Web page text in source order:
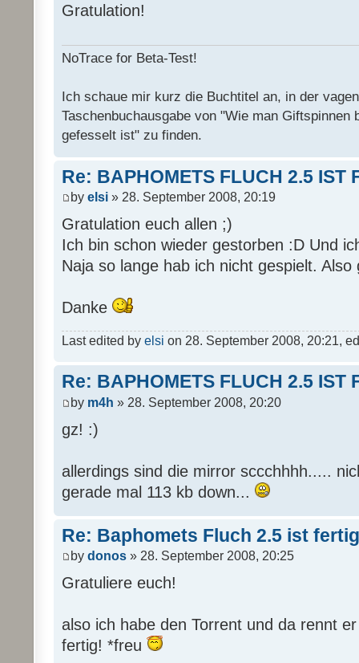
Gratulation!
NoTrace for Beta-Test!
Ich schaue mir kurz die Buchtitel an, in der
Taschenbuchausgabe von "Wie man Giftspinnen
gefesselt ist" zu finden.
Re: BAPHOMETS FLUCH 2.5 IST
by elsi » 28. September 2008, 20:19
Gratulation euch allen ;)
Ich bin schon wieder gestorben :D Und
Naja so lange hab ich nicht gespielt. Also
Danke
Last edited by elsi on 28. September 2008, 20:21,
Re: BAPHOMETS FLUCH 2.5 IST
by m4h » 28. September 2008, 20:20
gz! :)
allerdings sind die mirror sccchhhh.....
gerade mal 113 kb down...
Re: Baphomets Fluch 2.5 ist fertig
by donos » 28. September 2008, 20:25
Gratuliere euch!
also ich habe den Torrent und da rennt
fertig! *freu